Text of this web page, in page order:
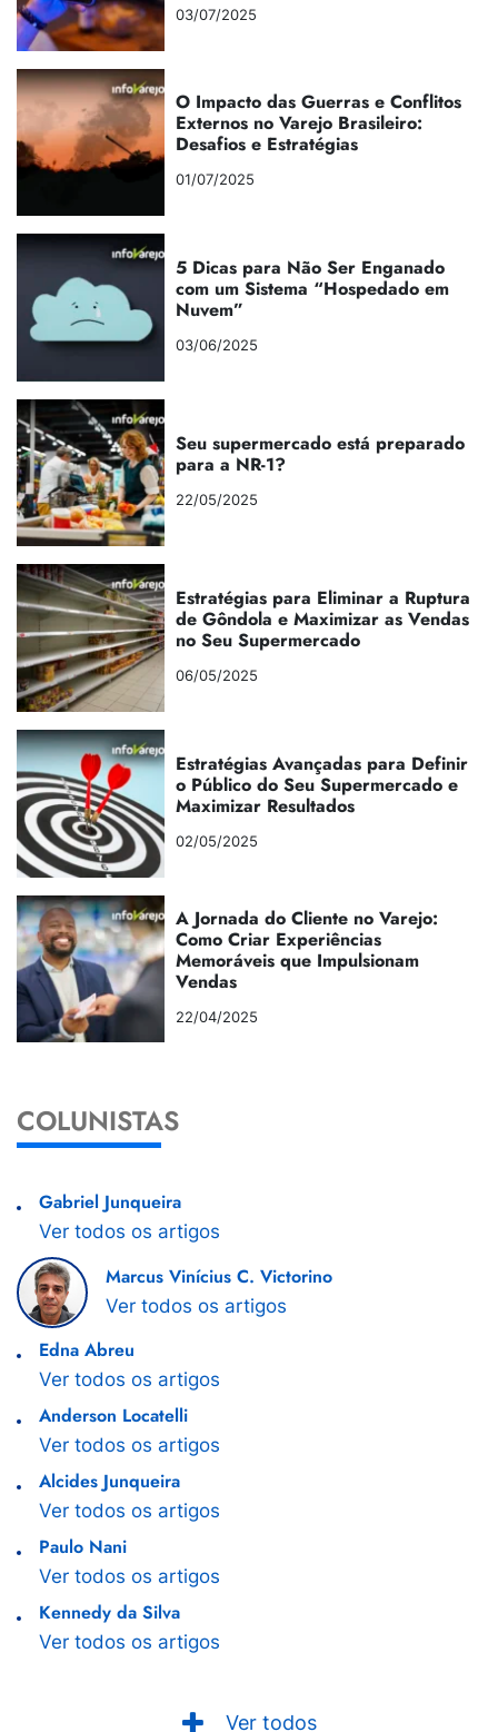
03/07/2025
O Impacto das Guerras e Conflitos
Externos no Varejo Brasileiro:
Desafios e Estratégias
01/07/2025
5 Dicas para Não Ser Enganado
com um Sistema “Hospedado em
Nuvem”
03/06/2025
Seu supermercado está preparado
para a NR-1?
22/05/2025
Estratégias para Eliminar a Ruptura
de Gôndola e Maximizar as Vendas
no Seu Supermercado
06/05/2025
Estratégias Avançadas para Definir
o Público do Seu Supermercado e
Maximizar Resultados
02/05/2025
A Jornada do Cliente no Varejo:
Como Criar Experiências
Memoráveis que Impulsionam
Vendas
22/04/2025
COLUNISTAS
Gabriel Junqueira
Ver todos os artigos
Marcus Vinícius C. Victorino
Ver todos os artigos
Edna Abreu
Ver todos os artigos
Anderson Locatelli
Ver todos os artigos
Alcides Junqueira
Ver todos os artigos
Paulo Nani
Ver todos os artigos
Kennedy da Silva
Ver todos os artigos
Ver todos